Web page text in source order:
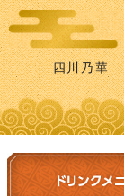
四川乃華